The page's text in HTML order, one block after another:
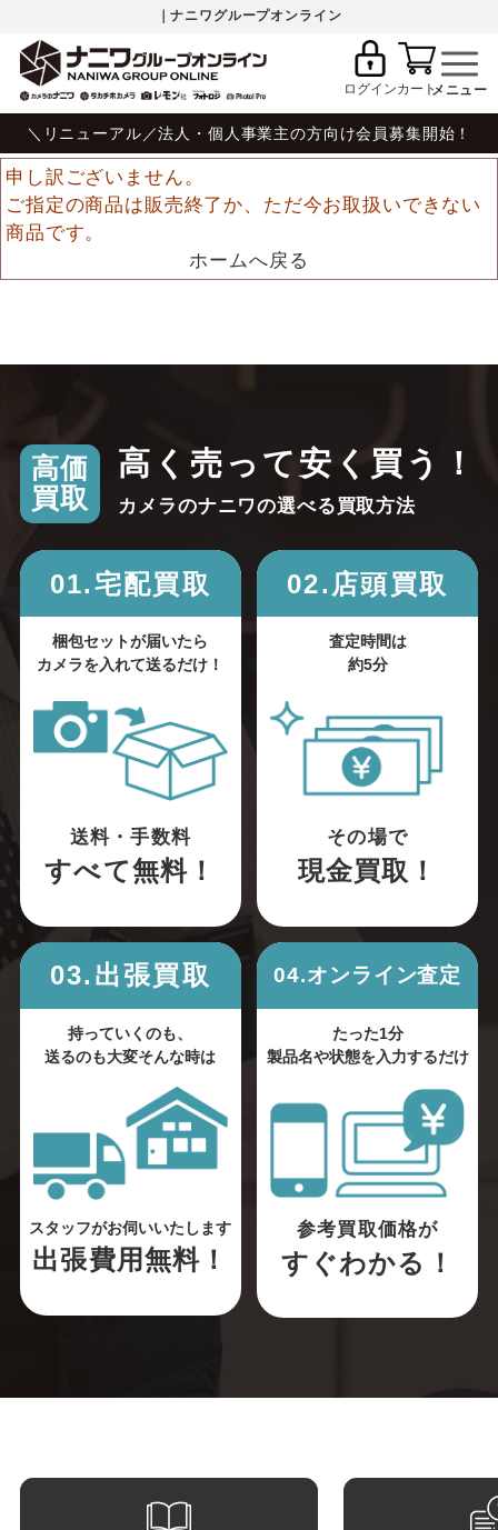
｜ナニワグループオンライン
ログインカート
＼リニューアル／法人・個人事業主の方向け会員募集開始！
申し訳ございません。
ご指定の商品は販売終了か、ただ今お取扱いできない
商品です。
ホームへ戻る
高価
買取
高く売って安く買う！
カメラのナニワの選べる買取方法
01.宅配買取
梱包セットが届いたら
カメラを入れて送るだけ！
送料・手数料
すべて無料！
02.店頭買取
査定時間は
約5分
その場で
現金買取！
03.出張買取
持っていくのも、
送るのも大変そんな時は
スタッフがお伺いいたします
出張費用無料！
04.オンライン査定
たった1分
製品名や状態を入力するだけ
参考買取価格が
すぐわかる！